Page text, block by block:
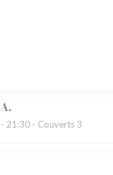
A
- 21:30 - Couverts 3